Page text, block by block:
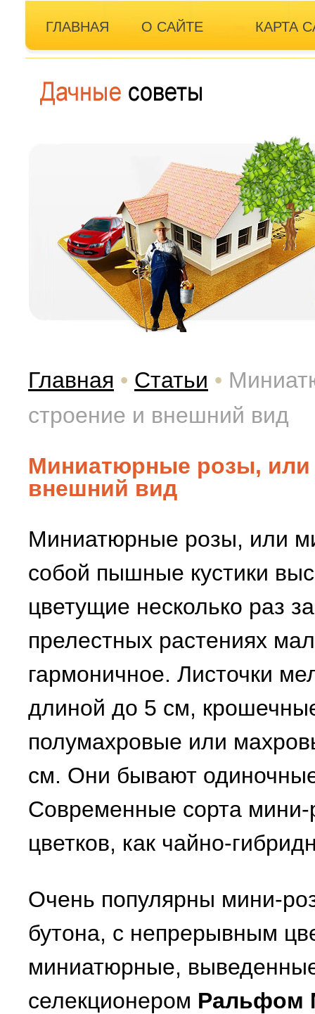
ГЛАВНАЯ О САЙТЕ КАРТА
Главная • Статьи •
строение и внешний вид
Миниатюрные розы, или
внешний вид
Миниатюрные розы, или
собой пышные кустики
цветущие несколько раз
прелестных растениях
гармоничное. Листочки
длиной до 5 см,
полумахровые или
см. Они бывают
Современные сорта мини-
цветков, как чайно-
Очень популярны мини-
бутона, с непрерывным
миниатюрные,
селекционером Ральфом